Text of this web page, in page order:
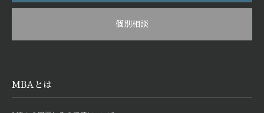
個別相談
MBAとは